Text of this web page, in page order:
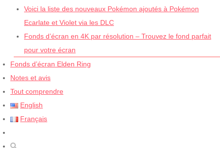
Voici la liste des nouveaux Pokémon ajoutés à Pokémon
Ecarlate et Violet via les DLC
Fonds d’écran en 4K par résolution – Trouvez le fond parfait
pour votre écran
Fonds d’écran Elden Ring
Notes et avis
Tout comprendre
English
Français